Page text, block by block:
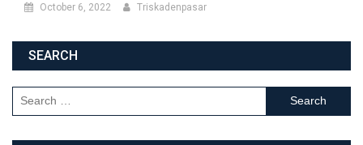
October 6, 2022 Triskadenpasar
SEARCH
Search for: